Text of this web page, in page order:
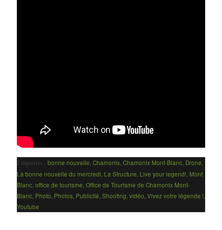
Etiquettes : bonne nouvelle, Chamonix, Chamonix Mont-Blanc, Drone,
La bonne nouvelle du mercredi, La Structure, Live your legend!, Mont
Blanc, office de tourisme, Office de Tourisme de Chamonix Mont-
Blanc, Photo, Photos, Publicité, Shooting, vidéo, Vivez votre légende !,
Youtube